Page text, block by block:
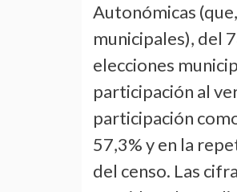
Autonómicas
municipales), del
elecciones
participación al
participación
57,3% y en la
del censo. Las